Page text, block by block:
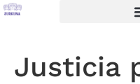
Justicia